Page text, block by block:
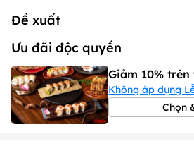
Đề xuất
Ưu đãi độc quyền
Giảm 10%
Không áp dụng
Chọn